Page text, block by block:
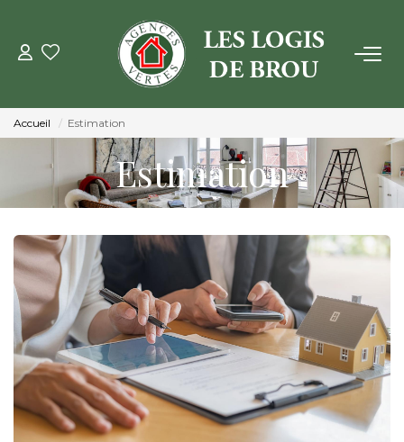
LOCATION
GESTION
ESTIMATION
NOTRE AGENCE
Qui Sommes Nous
Nos Actualités
Accueil Estimation
Estimation